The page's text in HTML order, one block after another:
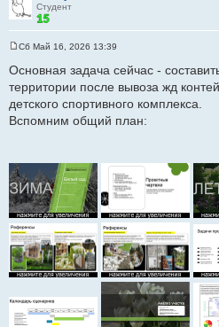
Студент
о
б
щ
е
н
Сб Май 16, 2026 13:39
Основная задача сейчас -
территории после вывоза жд
детского спортивного комплекса.
Вспомним общий план: